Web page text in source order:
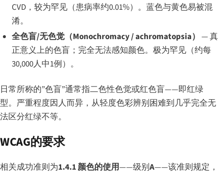
CVD，较为罕见（患病率约0.01%）。蓝色与黄色易被混
淆。
全色盲/无色觉（Monochromacy / achromatopsia） — 真
正意义上的色盲；完全无法感知颜色。极为罕见（约每
30,000人中1例）。
日常所称的”色盲”通常指二色性色觉或红色盲——即红绿
型。严重程度因人而异，从轻度色彩辨别困难到几乎完全无
法区分红绿不等。
WCAG的要求
相关成功准则为1.4.1 颜色的使用——级别A——该准则规定，